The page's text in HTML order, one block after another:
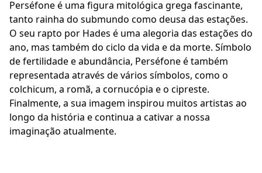
Perséfone é uma figura mitológica grega fascinante,
tanto rainha do submundo como deusa das estações.
O seu rapto por Hades é uma alegoria das estações do
ano, mas também do ciclo da vida e da morte. Símbolo
de fertilidade e abundância, Perséfone é também
representada através de vários símbolos, como o
colchicum, a romã, a cornucópia e o cipreste.
Finalmente, a sua imagem inspirou muitos artistas ao
longo da história e continua a cativar a nossa
imaginação atualmente.